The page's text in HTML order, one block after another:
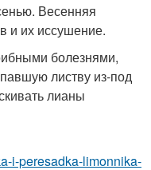
Весенняя
и их иссушение.
болезнями,
листву из-под
лианы
i-peresadka-limonnika-